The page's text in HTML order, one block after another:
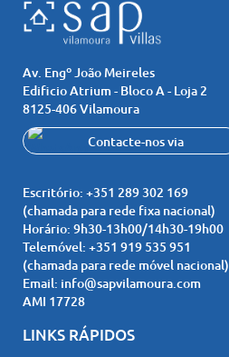
Av. Engº João Meireles
Edificio Atrium - Bloco A - Loja 2
8125-406 Vilamoura
Contacte-nos via
Whatsapp
Escritório: +351 289 302 169
(chamada para rede fixa nacional)
Horário: 9h30-13h00/14h30-19h00
Telemóvel: +351 919 535 951
(chamada para rede móvel nacional)
Email: info@sapvilamoura.com
AMI 17728
LINKS RÁPIDOS